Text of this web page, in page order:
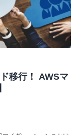
移行！ AWSマ